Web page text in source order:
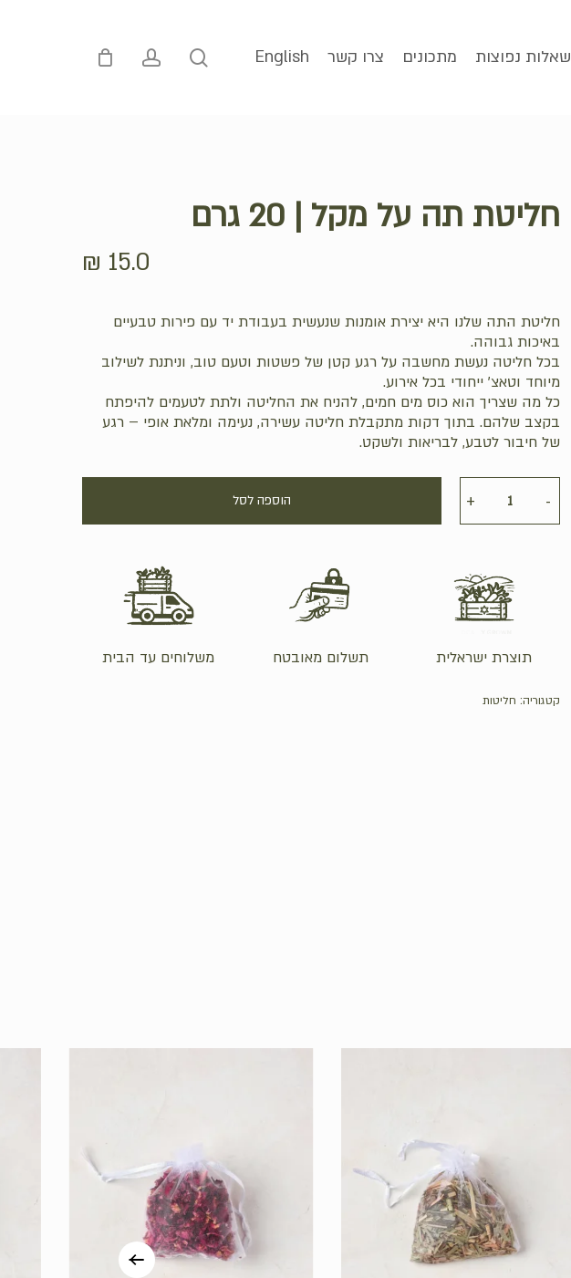
Hit enter to search or ESC to close
שאלות נפוצות מתכונים צרו קשר English
search
account
חליטת תה על מקל | 20 גרם
₪ 15.0
חליטת התה שלנו היא יצירת אומנות שנעשית בעבודת יד עם פירות טבעיים
באיכות גבוהה.
בכל חליטה נעשת מחשבה על רגע קטן של פשטות וטעם טוב, וניתנת לשילוב
מיוחד וטאצ' ייחודי בכל אירוע.
כל מה שצריך הוא כוס מים חמים, להניח את החליטה ולתת לטעמים להיפתח
בקצב שלהם. בתוך דקות מתקבלת חליטה עשירה, נעימה ומלאת אופי – רגע
של חיבור לטבע, לבריאות ולשקט.
הוספה לסל
משלוחים עד הבית תשלום מאובטח תוצרת ישראלית
קטגוריה: חליטות